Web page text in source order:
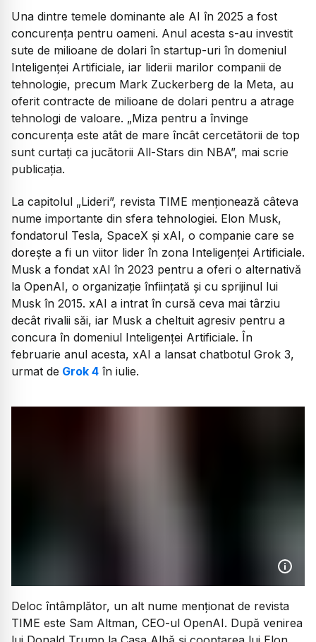
Una dintre temele dominante ale AI în 2025 a fost
concurența pentru oameni. Anul acesta s-au investit
sute de milioane de dolari în startup-uri în domeniul
Inteligenței Artificiale, iar liderii marilor companii de
tehnologie, precum Mark Zuckerberg de la Meta, au
oferit contracte de milioane de dolari pentru a atrage
tehnologi de valoare. „Miza pentru a învinge
concurența este atât de mare încât cercetătorii de top
sunt curtați ca jucătorii All-Stars din NBA”, mai scrie
publicația.
La capitolul „Lideri”, revista TIME menționează câteva
nume importante din sfera tehnologiei. Elon Musk,
fondatorul Tesla, SpaceX și xAI, o companie care se
dorește a fi un viitor lider în zona Inteligenței Artificiale.
Musk a fondat xAI în 2023 pentru a oferi o alternativă
la OpenAI, o organizație înființată și cu sprijinul lui
Musk în 2015. xAI a intrat în cursă ceva mai târziu
decât rivalii săi, iar Musk a cheltuit agresiv pentru a
concura în domeniul Inteligenței Artificiale. În
februarie anul acesta, xAI a lansat chatbotul Grok 3,
urmat de Grok 4 în iulie.
Deloc întâmplător, un alt nume menționat de revista
TIME este Sam Altman, CEO-ul OpenAI. După venirea